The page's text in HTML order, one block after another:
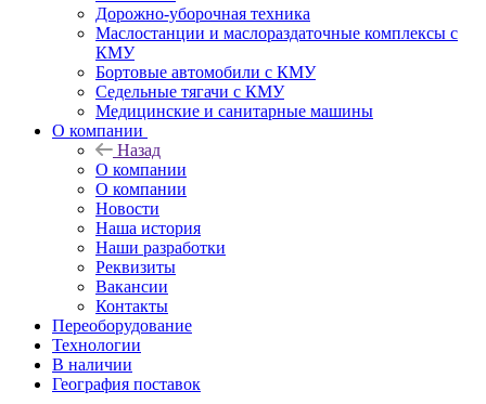
Дорожно-уборочная техника
Маслостанции и маслораздаточные комплексы с
КМУ
Бортовые автомобили с КМУ
Седельные тягачи с КМУ
Медицинские и санитарные машины
О компании
Назад
О компании
О компании
Новости
Наша история
Наши разработки
Реквизиты
Вакансии
Контакты
Переоборудование
Технологии
В наличии
География поставок